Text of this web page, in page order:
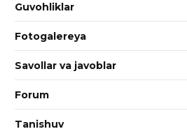
Guvohliklar
Fotogalereya
Savollar va javoblar
Forum
Tanishuv